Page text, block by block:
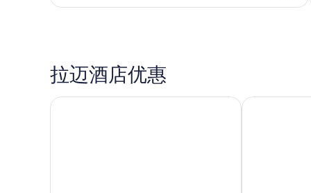
拉迈酒店优惠
苏梅岛泰式屋海滩度假村 码头别墅